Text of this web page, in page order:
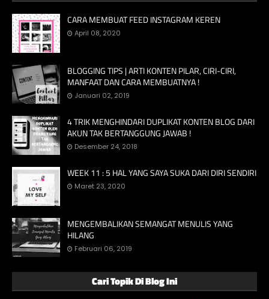
CARA MEMBUAT FEED INSTAGRAM KEREN
April 08, 2020
BLOGGING TIPS | ARTI KONTEN PILAR, CIRI-CIRI,
MANFAAT DAN CARA MEMBUATNYA !
Januari 02, 2019
4 TRIK MENGHINDARI DUPLIKAT KONTEN BLOG DARI
AKUN TAK BERTANGGUNG JAWAB !
Desember 24, 2018
WEEK 11 : 5 HAL YANG SAYA SUKA DARI DIRI SENDIRI
Maret 23, 2020
MENGEMBALIKAN SEMANGAT MENULIS YANG
HILANG
Februari 06, 2019
Cari Topik Di Blog Ini